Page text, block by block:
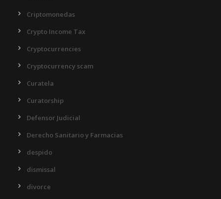
Criptomonedas
Crypto Income Tax
Cryptocurrencies
Cryptocurrency scam
Curatela
Curatorship
Defensor Judicial
Derecho Sanitario y Farmacias
despido
dismissal
divorce